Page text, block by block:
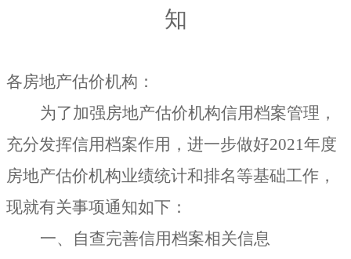
知
各房地产估价机构：
为了加强房地产估价机构信用档案管理，
充分发挥信用档案作用，进一步做好2021年度
房地产估价机构业绩统计和排名等基础工作，
现就有关事项通知如下：
一、自查完善信用档案相关信息